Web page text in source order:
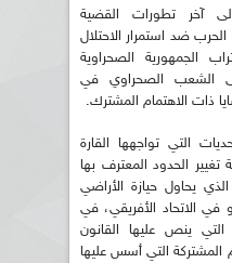
آخر تطورات القضية
ضد استمرار الاحتلال
الجمهورية الصحراوية
الشعب الصحراوي في
ذات الاهتمام المشترك.
التي تواجهها القارة
تغيير الحدود المعترف بها
يحاول حيازة الأراضي
في الاتحاد الأفريقي، في
ينص عليها القانون
المشتركة التي أسس عليها